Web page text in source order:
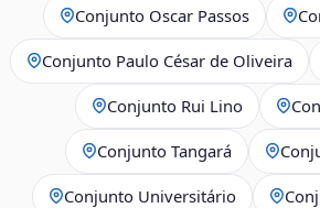
Conjunto Oscar Passos
Conjunto Paulo César de Oliveira
Conjunto Rui Lino
Conjunto Tangará
Conjunto Universitário